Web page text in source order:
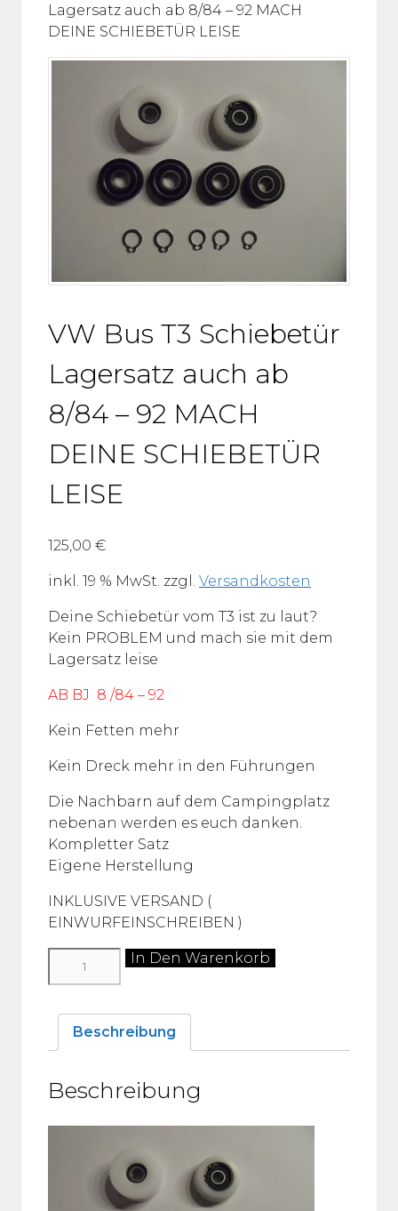
Lagersatz auch ab 8/84 – 92 MACH
DEINE SCHIEBETÜR LEISE
VW Bus T3 Schiebetür
Lagersatz auch ab
8/84 – 92 MACH
DEINE SCHIEBETÜR
LEISE
125,00 €
inkl. 19 % MwSt. zzgl. Versandkosten
Deine Schiebetür vom T3 ist zu laut?
Kein PROBLEM und mach sie mit dem
Lagersatz leise
AB BJ 8 /84 – 92
Kein Fetten mehr
Kein Dreck mehr in den Führungen
Die Nachbarn auf dem Campingplatz
nebenan werden es euch danken.
Kompletter Satz
Eigene Herstellung
INKLUSIVE VERSAND (
EINWURFEINSCHREIBEN )
ab
-
In Den Warenkorb
Beschreibung
Beschreibung